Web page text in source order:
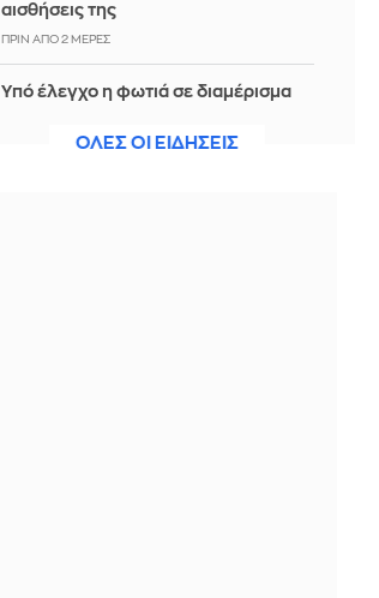
αισθήσεις της
ΠΡΙΝ ΑΠΌ 2 ΜΈΡΕΣ
Υπό έλεγχο η φωτιά σε διαμέρισμα
ΠΡΙΝ ΑΠΌ 2 ΜΈΡΕΣΟΛΕΣ ΟΙ ΕΙΔΗΣΕΙΣ